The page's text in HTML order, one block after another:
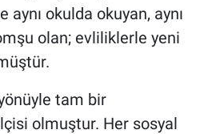
aynı okulda okuyan, aynı
olan; evliliklerle yeni
tam bir
olmuştur. Her sosyal